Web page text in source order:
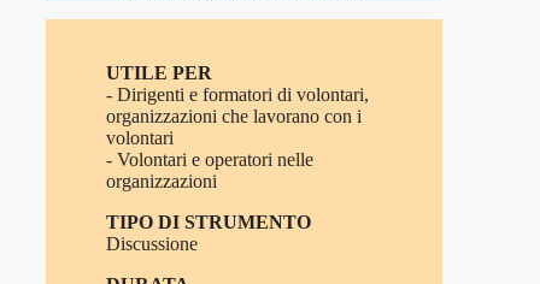
UTILE PER
- Dirigenti e formatori di volontari,
organizzazioni che lavorano con i
volontari
- Volontari e operatori nelle
organizzazioni
TIPO DI STRUMENTO
Discussione